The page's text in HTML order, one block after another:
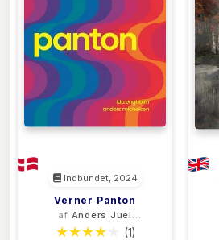
Indbundet, 2024
Verner Panton
af Anders Juel
Michelsen
(1)